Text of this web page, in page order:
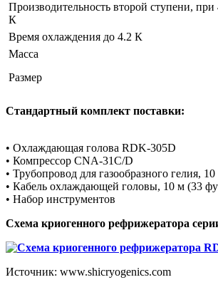
Производительность второй ступени, при
К
Время охлаждения до 4.2 К
Масса
Размер
Стандартный комплект поставки:
• Охлаждающая голова RDK-305D
• Компрессор CNA-31C/D
• Трубопровод для газообразного гелия,
• Кабель охлаждающей головы, 10 м (33
• Набор инструментов
Схема криогенного рефрижератора
Источник: www.shicryogenics.com